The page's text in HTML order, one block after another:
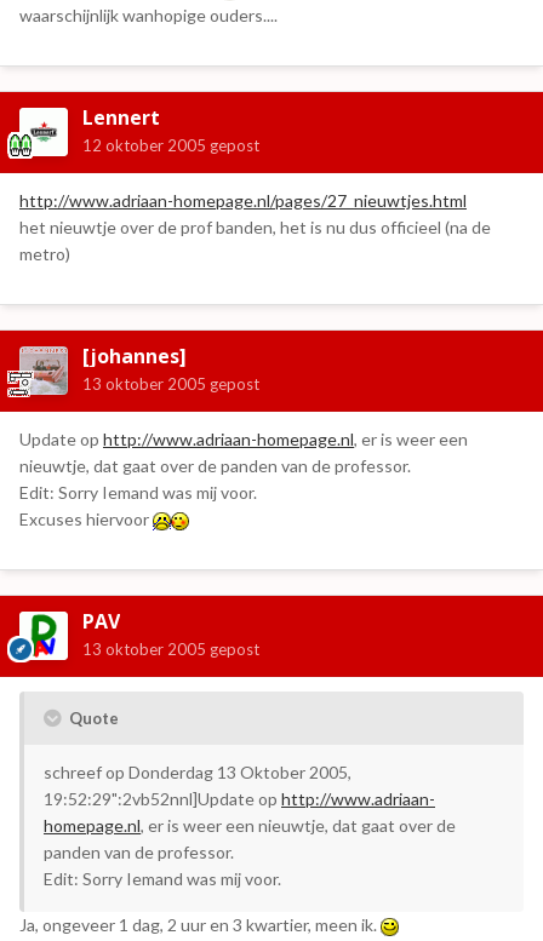
waarschijnlijk wanhopige ouders....
Lennert
12 oktober 2005 gepost
http://www.adriaan-homepage.nl/pages/27_nieuwtjes.html
het nieuwtje over de prof banden, het is nu dus officieel (na de
metro)
[johannes]
13 oktober 2005 gepost
Update op http://www.adriaan-homepage.nl, er is weer een
nieuwtje, dat gaat over de panden van de professor.
Edit: Sorry Iemand was mij voor.
Excuses hiervoor
PAV
13 oktober 2005 gepost
Quote
schreef op Donderdag 13 Oktober 2005,
19:52:29":2vb52nnl]Update op http://www.adriaan-
homepage.nl, er is weer een nieuwtje, dat gaat over de
panden van de professor.
Edit: Sorry Iemand was mij voor.
Ja, ongeveer 1 dag, 2 uur en 3 kwartier, meen ik.